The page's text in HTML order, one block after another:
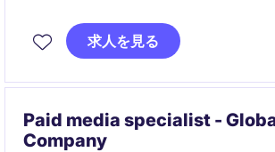
務健全性向上や自動化・業務効率化プ
参画できる、幅広くスキルを伸ばせる
求人を見る
Paid media specialist -
Company